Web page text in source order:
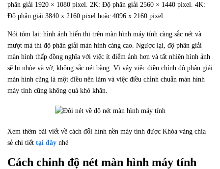
phân giải 1920 × 1080 pixel. 2K: Độ phân giải 2560 × 1440 pixel. 4K:
Độ phân giải 3840 x 2160 pixel hoặc 4096 x 2160 pixel.
Nói tóm lại: hình ảnh hiển thị trên màn hình máy tính càng sắc nét và
mượt mà thì độ phân giải màn hình càng cao. Ngược lại, độ phân giải
màn hình thấp đồng nghĩa với việc ít điểm ảnh hơn và tất nhiên hình ảnh
sẽ bị nhòe và vỡ, không sắc nét bằng. Vì vậy việc điều chỉnh độ phân giải
màn hình cũng là một điều nên làm và việc điều chỉnh chuẩn màn hình
máy tính cũng không quá khó khăn.
Xem thêm bài viết về cách đổi hình nền máy tính được Khóa vàng chia
sẻ chi tiết tại đây nhé
Cách chỉnh độ nét màn hình máy tính